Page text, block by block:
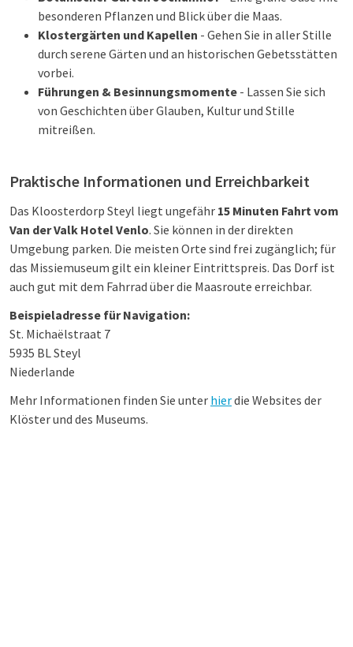
besonderen Pflanzen und Blick über die Maas.
Klostergärten und Kapellen - Gehen Sie in aller Stille
durch serene Gärten und an historischen Gebetsstätten
vorbei.
Führungen & Besinnungsmomente - Lassen Sie sich
von Geschichten über Glauben, Kultur und Stille
mitreißen.
Praktische Informationen und Erreichbarkeit
Das Kloosterdorp Steyl liegt ungefähr 15 Minuten Fahrt vom
Van der Valk Hotel Venlo. Sie können in der direkten
Umgebung parken. Die meisten Orte sind frei zugänglich; für
das Missiemuseum gilt ein kleiner Eintrittspreis. Das Dorf ist
auch gut mit dem Fahrrad über die Maasroute erreichbar.
Beispieladresse für Navigation:
St. Michaëlstraat 7
5935 BL Steyl
Niederlande
Mehr Informationen finden Sie unter hierdie Websites der
Klöster und des Museums.